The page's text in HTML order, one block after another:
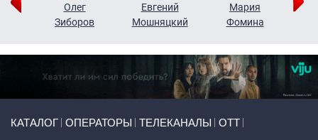
Олег
Зиборов
Евгений
Мошняцкий
Мария
Фомина
КАТАЛОГ ОПЕРАТОРЫ ТЕЛЕКАНАЛЫ ОТТ